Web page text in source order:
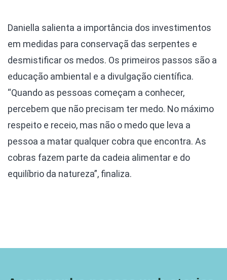
Daniella salienta a importância dos investimentos
em medidas para conservaçã das serpentes e
desmistificar os medos. Os primeiros passos são a
educação ambiental e a divulgação científica.
“Quando as pessoas começam a conhecer,
percebem que não precisam ter medo. No máximo
respeito e receio, mas não o medo que leva a
pessoa a matar qualquer cobra que encontra. As
cobras fazem parte da cadeia alimentar e do
equilíbrio da natureza”, finaliza.